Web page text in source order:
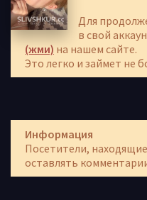
Для
в свой
(жми) на нашем сайте.
Это легко и займет не
Информация
Посетители,
оставлять